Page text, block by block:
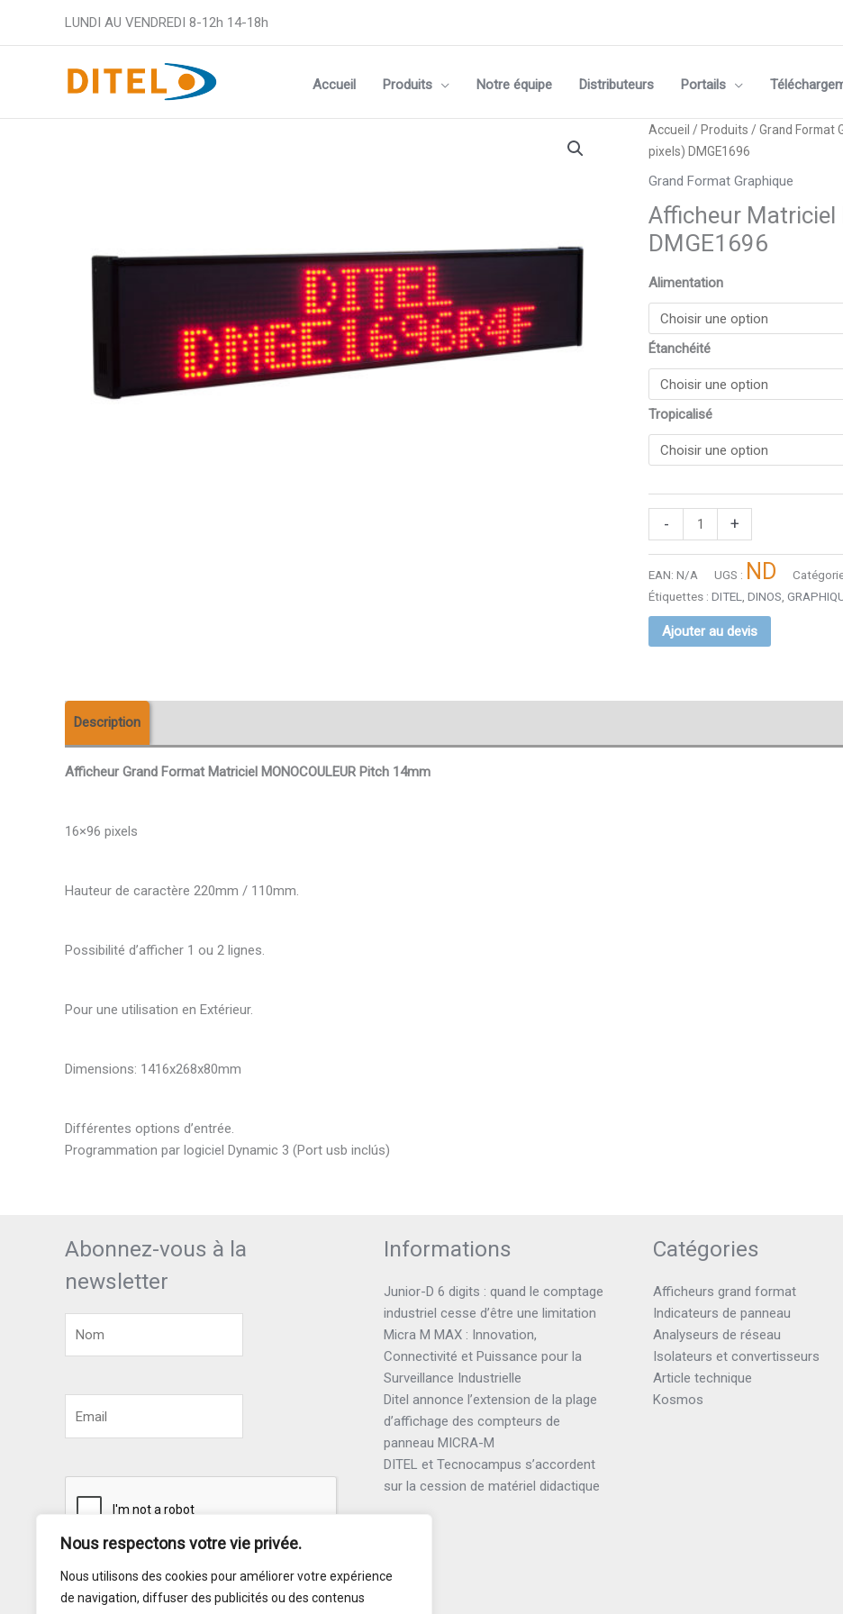
Nous respectons votre vie privée.
Nous utilisons des cookies pour améliorer votre expérience
de navigation, diffuser des publicités ou des contenus
LUNDI AU VENDREDI 8-12h 14-18h
Accueil Produits Notre équipe Distributeurs Portails
Accueil / Produits / Grand Format
pixels) DMGE1696
Grand Format Graphique
Afficheur
DMGE1696
Alimentation
Étanchéité
Tropicalisé
-
quantité
de
Afficheur
Monocouleur
(16x96
DMGE1696
+
EAN: N/A UGS : ND
Étiquettes : DITEL DINOS
Ajouter au devis
Description
Afficheur Grand Format Matriciel MONOCOULEUR Pitch 14mm
16×96 pixels
Hauteur de caractère 220mm / 110mm.
Possibilité d’afficher 1 ou 2 lignes.
Pour une utilisation en Extérieur.
Dimensions: 1416x268x80mm
Différentes options d’entrée.
Programmation par logiciel Dynamic 3 (Port usb inclús)
Abonnez-vous à la
newsletter
Souscrire
Informations
Junior-D 6 digits : quand le comptage
industriel cesse d’être une limitation
Micra M MAX : Innovation,
Connectivité et Puissance pour la
Surveillance Industrielle
Ditel annonce l’extension de la plage
d’affichage des compteurs de
panneau MICRA-M
DITEL et Tecnocampus s’accordent
sur la cession de matériel didactique
Catégories
Afficheurs grand format
Indicateurs de panneau
Analyseurs de réseau
Isolateurs et convertisseurs
Article technique
Kosmos